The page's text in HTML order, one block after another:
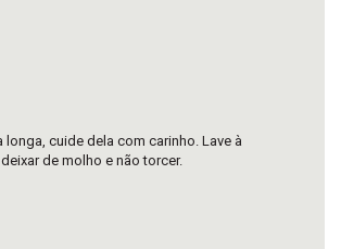
longa, cuide dela com carinho. Lave à
de molho e não torcer.